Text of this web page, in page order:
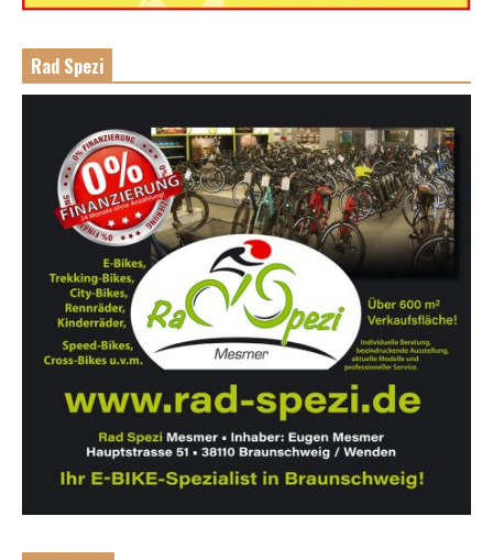
Rad Spezi